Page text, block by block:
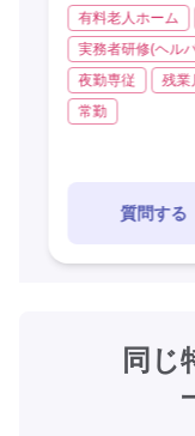
有料老人ホーム
実務者研修(ヘル
夜勤専従
残業
常勤
質問する
同じ